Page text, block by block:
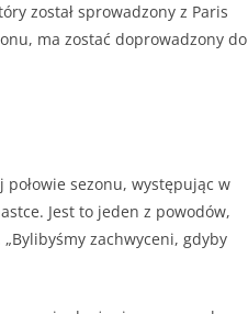
został sprowadzony z Paris
ma zostać doprowadzony do
sezonu, występując w
Jest to jeden z powodów,
zachwyceni, gdyby